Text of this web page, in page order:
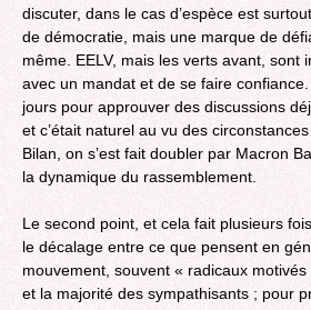
discuter, dans le cas d’espèce est
de démocratie, mais une marque de
même. EELV, mais les verts avant, sont
avec un mandat et de se faire
jours pour approuver des discussions
et c’était naturel au vu des
Bilan, on s’est fait doubler par Macron
la dynamique du rassemblement.
Le second point, et cela fait plusieurs
le décalage entre ce que pensent en
mouvement, souvent « radicaux
et la majorité des sympathisants ; pour